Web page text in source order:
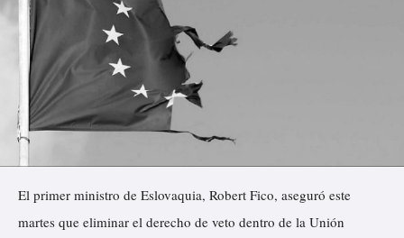
El primer ministro de Eslovaquia, Robert Fico, aseguró este
martes que eliminar el derecho de veto dentro de la Unión